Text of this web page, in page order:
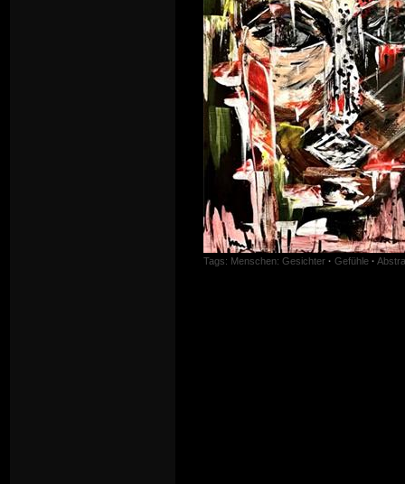
Tags: Menschen: Gesichter · Gefühle ·